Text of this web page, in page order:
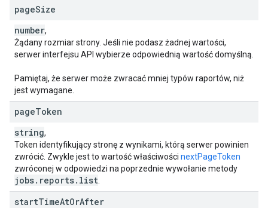
pageSize
number,
Żądany rozmiar strony. Jeśli nie podasz żadnej wartości,
serwer interfejsu API wybierze odpowiednią wartość domyślną.
Pamiętaj, że serwer może zwracać mniej typów raportów, niż
jest wymagane.
pageToken
string,
Token identyfikujący stronę z wynikami, którą serwer powinien
zwrócić. Zwykle jest to wartość właściwości nextPageToken
zwróconej w odpowiedzi na poprzednie wywołanie metody
jobs. reports. list
startTimeAtOrAfter